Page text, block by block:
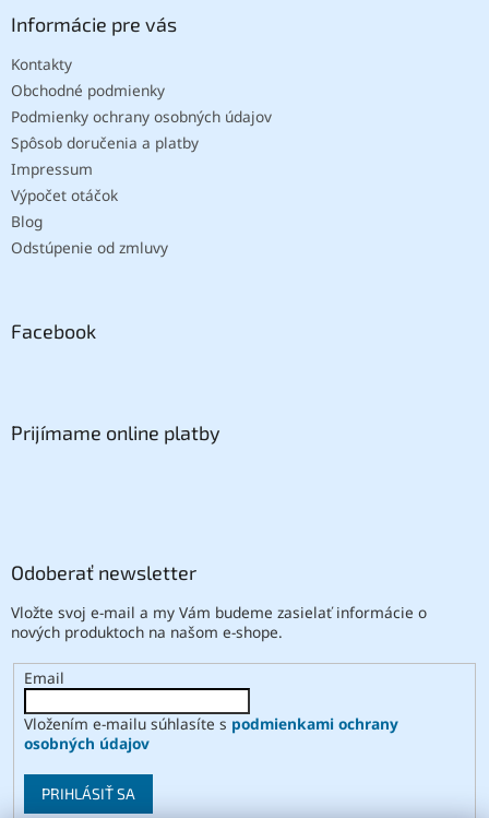
Informácie pre vás
Kontakty
Obchodné podmienky
Podmienky ochrany osobných údajov
Spôsob doručenia a platby
Impressum
Výpočet otáčok
Blog
Odstúpenie od zmluvy
Facebook
Prijímame online platby
Odoberať newsletter
Vložte svoj e-mail a my Vám budeme zasielať informácie o
nových produktoch na našom e-shope.
Email
Vložením e-mailu súhlasíte s podmienkami ochrany
osobných údajov
PRIHLÁSIŤ SA